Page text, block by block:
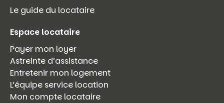
Le guide du locataire
Espace locataire
Payer mon loyer
Astreinte d’assistance
Entretenir mon logement
L’équipe service location
Mon compte locataire